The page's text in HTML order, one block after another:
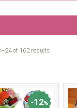
of 162 results
12%